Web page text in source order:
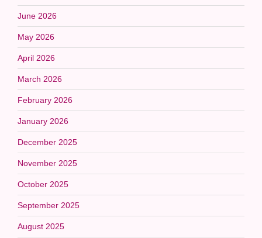
June 2026
May 2026
April 2026
March 2026
February 2026
January 2026
December 2025
November 2025
October 2025
September 2025
August 2025